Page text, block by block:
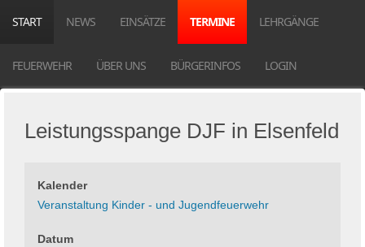
START NEWS EINSÄTZE TERMINE LEHRGÄNGE
FEUERWEHR ÜBER UNS BÜRGERINFOS LOGIN
Leistungsspange DJF in Elsenfeld
Kalender
Veranstaltung Kinder - und Jugendfeuerwehr
Datum